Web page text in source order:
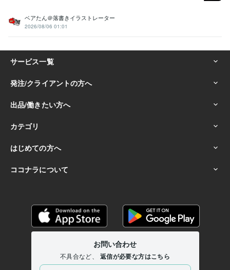
ベアたん＠落書きイラストレーター
2026/08/06 01:01